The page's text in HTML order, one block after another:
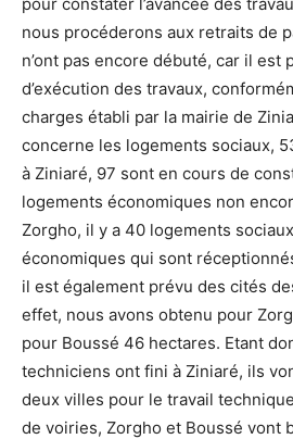
nous procéderons aux retraits de
n’ont pas encore débuté, car il est
d’exécution des travaux,
charges établi par la mairie de
concerne les logements sociaux,
à Ziniaré, 97 sont en cours de
logements économiques non
Zorgho, il y a 40 logements
économiques qui sont
il est également prévu des cités
effet, nous avons obtenu pour
pour Boussé 46 hectares. Etant
techniciens ont fini à Ziniaré, ils
deux villes pour le travail
de voiries, Zorgho et Boussé vont